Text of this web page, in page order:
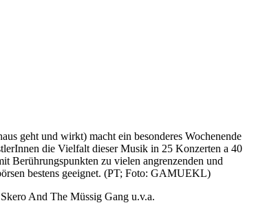
geht und wirkt) macht ein besonderes Wochenende
die Vielfalt dieser Musik in 25 Konzerten a 40
Berührungspunkten zu vielen angrenzenden und
bestens geeignet. (PT; Foto: GAMUEKL)
And The Müssig Gang u.v.a.